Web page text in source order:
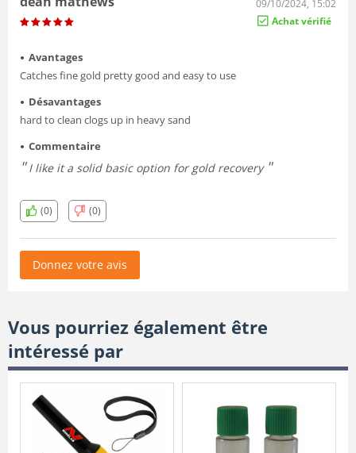
09/10/2024, 15:02
Achat vérifié
Avantages
Catches fine gold pretty good and easy to use
Désavantages
hard to clean clogs up in heavy sand
Commentaire
I like it a solid basic option for gold recovery
(0) (0)
Donnez votre avis
Vous pourriez également être
intéressé par